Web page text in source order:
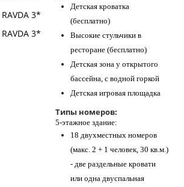
Детская кроватка
(бесплатно)
Высокие стульчики в
ресторане (бесплатно)
Детская зона у открытого
бассейна, с водной горкой
Детская игровая площадка
Типы номеров:
5-этажное здание:
18 двухместных номеров
(макс. 2 + 1 человек, 30 кв.м.)
- две раздельные кровати
или одна двуспальная